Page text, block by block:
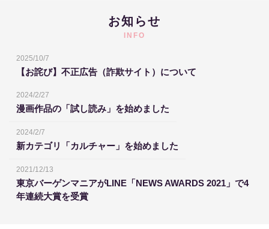
お知らせ
INFO
2025/10/7
【お詫び】不正広告（詐欺サイト）について
2024/2/27
漫画作品の「試し読み」を始めました
2024/2/7
新カテゴリ「カルチャー」を始めました
2021/12/13
東京バーゲンマニアがLINE「NEWS AWARDS 2021」で4
年連続大賞を受賞